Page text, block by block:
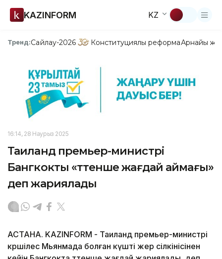
KAZINFORM KZ
Тренд:Сайлау-2026 Конституциялық реформаАрнайы
16:14, 28 Наурыз 2025
Таиланд премьер-министрі
Бангкокты «төтенше жағдай аймағы»
деп жариялады
АСТАНА. KAZINFORM - Таиланд премьер-министрі
көршілес Мьянмада болған күшті жер сілкінісінен